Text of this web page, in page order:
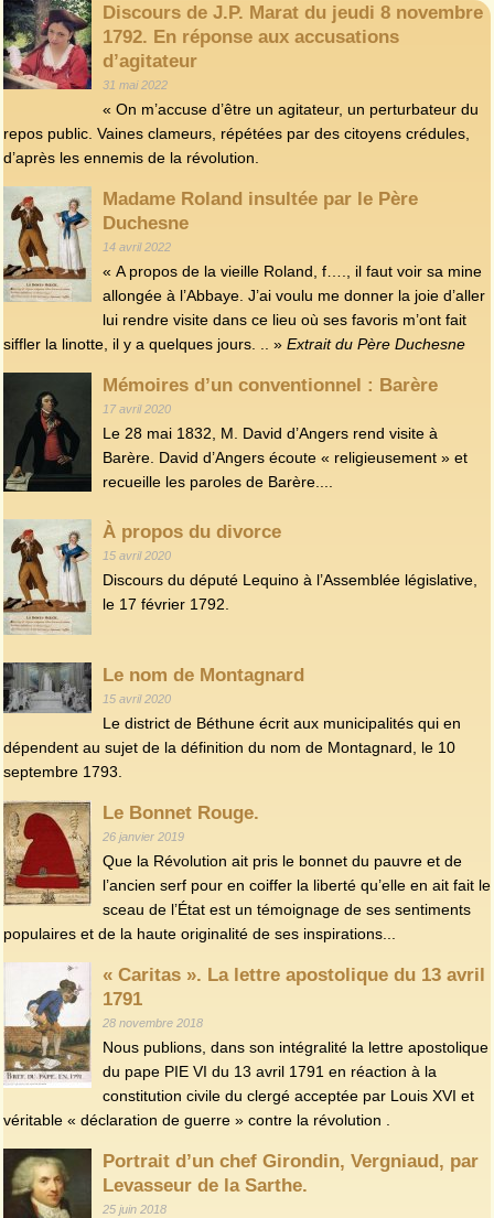
Discours de J.P. Marat du jeudi 8 novembre
1792. En réponse aux accusations
d’agitateur
31 mai 2022
« On m’accuse d’être un agitateur, un perturbateur du
repos public. Vaines clameurs, répétées par des citoyens crédules,
d’après les ennemis de la révolution.
Madame Roland insultée par le Père
Duchesne
14 avril 2022
« A propos de la vieille Roland, f…., il faut voir sa mine
allongée à l’Abbaye. J’ai voulu me donner la joie d’aller
lui rendre visite dans ce lieu où ses favoris m’ont fait
siffler la linotte, il y a quelques jours. .. » Extrait du Père Duchesne
Mémoires d’un conventionnel : Barère
17 avril 2020
Le 28 mai 1832, M. David d’Angers rend visite à
Barère. David d’Angers écoute « religieusement » et
recueille les paroles de Barère....
À propos du divorce
15 avril 2020
Discours du député Lequino à l’Assemblée législative,
le 17 février 1792.
Le nom de Montagnard
15 avril 2020
Le district de Béthune écrit aux municipalités qui en
dépendent au sujet de la définition du nom de Montagnard, le 10
septembre 1793.
Le Bonnet Rouge.
26 janvier 2019
Que la Révolution ait pris le bonnet du pauvre et de
l’ancien serf pour en coiffer la liberté qu’elle en ait fait le
sceau de l’État est un témoignage de ses sentiments
populaires et de la haute originalité de ses inspirations...
« Caritas ». La lettre apostolique du 13 avril
1791
28 novembre 2018
Nous publions, dans son intégralité la lettre apostolique
du pape PIE VI du 13 avril 1791 en réaction à la
constitution civile du clergé acceptée par Louis XVI et
véritable « déclaration de guerre » contre la révolution .
Portrait d’un chef Girondin, Vergniaud, par
Levasseur de la Sarthe.
25 juin 2018